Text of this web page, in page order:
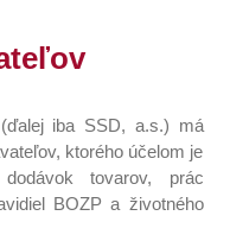
iba SSD, a.s.) má
ktorého účelom je
tovarov, prác
BOZP a životného